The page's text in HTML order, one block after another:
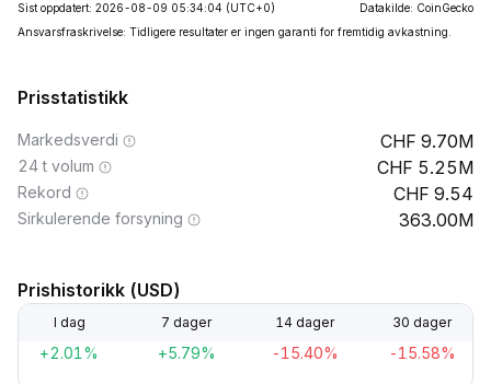
Sist oppdatert: 2026-08-09 05:34:04 (UTC+0)
Datakilde: CoinGecko
Ansvarsfraskrivelse: Tidligere resultater er ingen garanti for fremtidig avkastning.
Prisstatistikk
Markedsverdi 9.70M
24 t volum 5.25M
Rekord 9.54
Sirkulerende forsyning 363.00M
Prishistorikk (USD)
I dag 7 dager 14 dager 30 dager
+2.01% +5.79% -15.40% -15.58%